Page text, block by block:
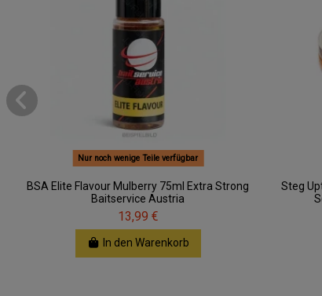
Nur noch wenige Teile verfügbar
BSA Elite Flavour Mulberry 75ml Extra Strong
Baitservice Austria
13,99 €
In den Warenkorb
Steg